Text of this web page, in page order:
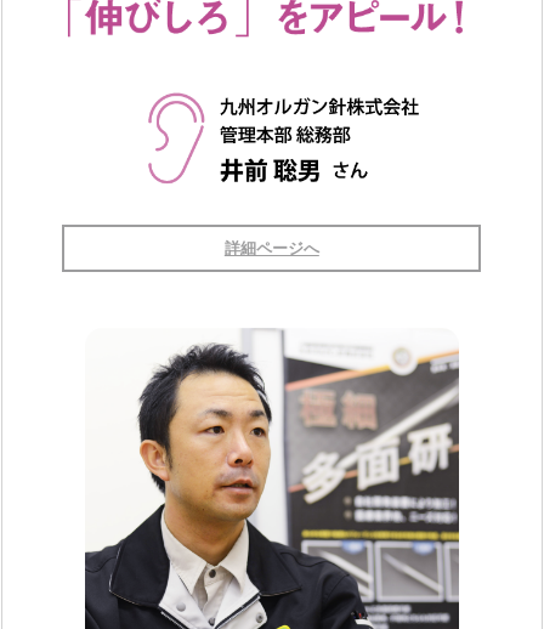
詳細ページへ